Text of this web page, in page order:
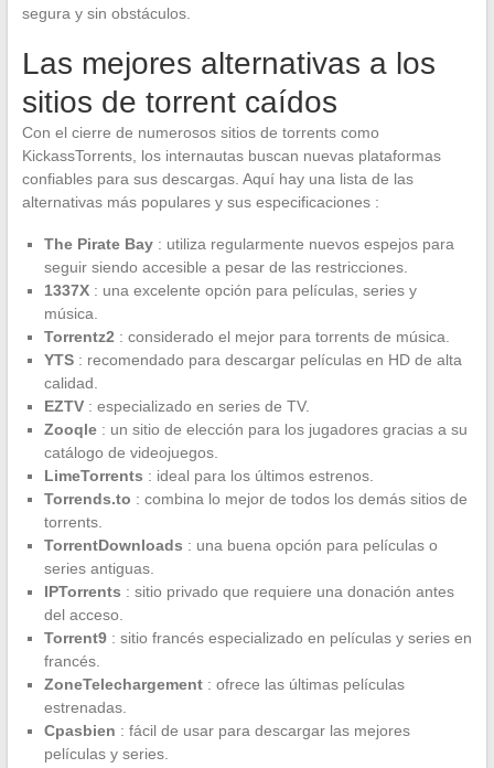
segura y sin obstáculos.
Las mejores alternativas a los
sitios de torrent caídos
Con el cierre de numerosos sitios de torrents como
KickassTorrents, los internautas buscan nuevas plataformas
confiables para sus descargas. Aquí hay una lista de las
alternativas más populares y sus especificaciones :
The Pirate Bay: utiliza regularmente nuevos espejos para
seguir siendo accesible a pesar de las restricciones.
1337X: una excelente opción para películas, series y
música.
Torrentz2 : considerado el mejor para torrents de música.
YTS: recomendado para descargar películas en HD de alta
calidad.
EZTV: especializado en series de TV.
Zooqle: un sitio de elección para los jugadores gracias a su
catálogo de videojuegos.
LimeTorrents : ideal para los últimos estrenos.
Torrends.to : combina lo mejor de todos los demás sitios de
torrents.
TorrentDownloads : una buena opción para películas o
series antiguas.
IPTorrents : sitio privado que requiere una donación antes
del acceso.
Torrent9: sitio francés especializado en películas y series en
francés.
ZoneTelechargement: ofrece las últimas películas
estrenadas.
Cpasbien : fácil de usar para descargar las mejores
películas y series.